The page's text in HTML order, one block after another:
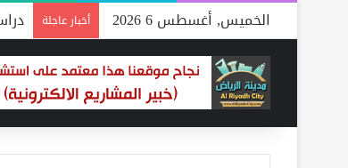
الخميس, أغسطس 6 2026 أخبار عاجلة